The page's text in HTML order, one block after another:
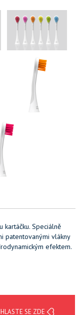
kartáčku. Speciálně
patentovanými vlákny
efektem.
SE ZDE